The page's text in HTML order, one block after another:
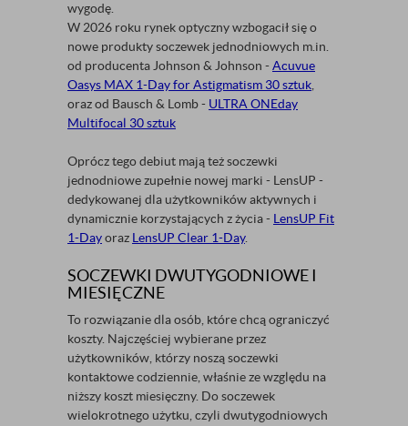
wygodę.
W 2026 roku rynek optyczny wzbogacił się o
nowe produkty soczewek jednodniowych m.in.
od producenta Johnson & Johnson - Acuvue
Oasys MAX 1-Day for Astigmatism 30 sztuk
oraz od Bausch & Lomb - ULTRA ONEday
Multifocal 30 sztuk
Oprócz tego debiut mają też soczewki
jednodniowe zupełnie nowej marki - LensUP -
dedykowanej dla użytkowników aktywnych i
dynamicznie korzystających z życia - LensUP Fit
1-Dayoraz LensUP Clear 1-Day.
SOCZEWKI DWUTYGODNIOWE I
MIESIĘCZNE
To rozwiązanie dla osób, które chcą ograniczyć
koszty. Najczęściej wybierane przez
użytkowników, którzy noszą soczewki
kontaktowe codziennie, właśnie ze względu na
niższy koszt miesięczny. Do soczewek
wielokrotnego użytku, czyli dwutygodniowych